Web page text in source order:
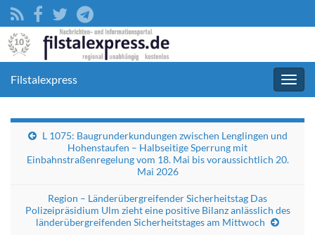
Filstalexpress
L 1075: Baugrunderkundungen zwischen Lenglingen und
Hohenstaufen – Halbseitige Sperrung mit
Einbahnstraßenregelung vom 18. Mai bis voraussichtlich 20.
Mai 2026
Region – Länderübergreifender Sicherheitstag Das
Polizeipräsidium Ulm zieht eine positive Bilanz anlässlich des
länderübergreifenden Sicherheitstages am Mittwoch